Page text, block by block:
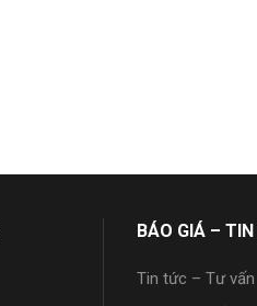
BÁO GIÁ –
Tin tức – Tư vấn